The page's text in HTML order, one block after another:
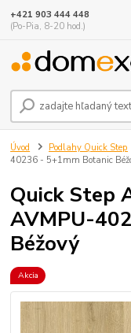
+421 903 444 448
(Po-Pia, 8-20 hod.)
Úvod Podlahy Quick Step
40236 - 5+1mm Botanic
Quick Step
AVMPU-
Béžový
Akcia